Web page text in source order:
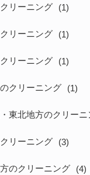
リーニング (1)
リーニング (1)
リーニング (1)
クリーニング (1)
東北地方のクリーニ
リーニング (3)
のクリーニング (4)